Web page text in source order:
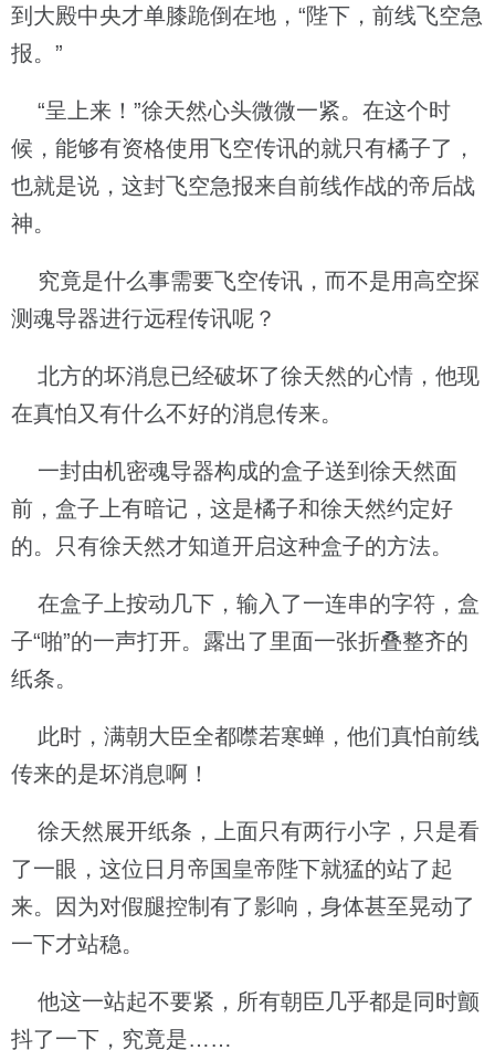
到大殿中央才单膝跪倒在地，“陛下，前线飞空急
报。”
“呈上来！”徐天然心头微微一紧。在这个时
候，能够有资格使用飞空传讯的就只有橘子了，
也就是说，这封飞空急报来自前线作战的帝后战
神。
究竟是什么事需要飞空传讯，而不是用高空探
测魂导器进行远程传讯呢？
北方的坏消息已经破坏了徐天然的心情，他现
在真怕又有什么不好的消息传来。
一封由机密魂导器构成的盒子送到徐天然面
前，盒子上有暗记，这是橘子和徐天然约定好
的。只有徐天然才知道开启这种盒子的方法。
在盒子上按动几下，输入了一连串的字符，盒
子“啪”的一声打开。露出了里面一张折叠整齐的
纸条。
此时，满朝大臣全都噤若寒蝉，他们真怕前线
传来的是坏消息啊！
徐天然展开纸条，上面只有两行小字，只是看
了一眼，这位日月帝国皇帝陛下就猛的站了起
来。因为对假腿控制有了影响，身体甚至晃动了
一下才站稳。
他这一站起不要紧，所有朝臣几乎都是同时颤
抖了一下，究竟是……